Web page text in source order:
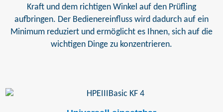
Kraft und dem richtigen Winkel auf den Prüfling
aufbringen. Der Bedienereinfluss wird dadurch auf ein
Minimum reduziert und ermöglicht es Ihnen, sich auf die
wichtigen Dinge zu konzentrieren.